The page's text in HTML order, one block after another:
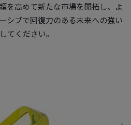
を高めて新たな市場を開拓し、よ
シブで回復力のある未来への強い
てください。